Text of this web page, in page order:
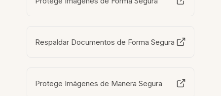
Respaldar Documentos de Forma Segura
Protege Imágenes de Manera Segura